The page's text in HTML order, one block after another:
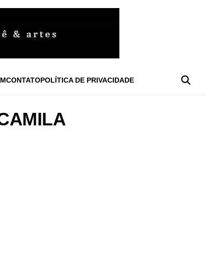
CONTATOPOLÍTICA DE PRIVACIDADE